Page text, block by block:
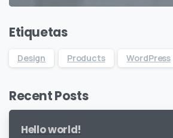
Etiquetas
Design Products WordPress
Recent Posts
Hello world!